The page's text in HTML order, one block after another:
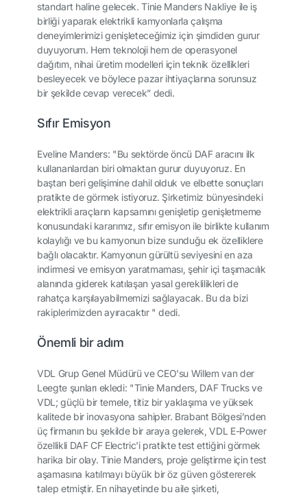
standart haline gelecek. Tinie Manders Nakliye ile iş
birliği yaparak elektrikli kamyonlarla çalışma
deneyimlerimizi genişleteceğimiz için şimdiden gurur
duyuyorum. Hem teknoloji hem de operasyonel
dağıtım, nihai üretim modelleri için teknik özellikleri
besleyecek ve böylece pazar ihtiyaçlarına sorunsuz
bir şekilde cevap verecek” dedi.
Sıfır Emisyon
Eveline Manders: "Bu sektörde öncü DAF aracını ilk
kullananlardan biri olmaktan gurur duyuyoruz. En
baştan beri gelişimine dahil olduk ve elbette sonuçları
pratikte de görmek istiyoruz. Şirketimiz bünyesindeki
elektrikli araçların kapsamını genişletip genişletmeme
konusundaki kararımız, sıfır emisyon ile birlikte kullanım
kolaylığı ve bu kamyonun bize sunduğu ek özelliklere
bağlı olacaktır. Kamyonun gürültü seviyesini en aza
indirmesi ve emisyon yaratmaması, şehir içi taşımacılık
alanında giderek katılaşan yasal gereklilikleri de
rahatça karşılayabilmemizi sağlayacak. Bu da bizi
rakiplerimizden ayıracaktır " dedi.
Önemli bir adım
VDL Grup Genel Müdürü ve CEO'su Willem van der
Leegte şunları ekledi: "Tinie Manders, DAF Trucks ve
VDL; güçlü bir temele, titiz bir yaklaşıma ve yüksek
kalitede bir inovasyona sahipler. Brabant Bölgesi’nden
üç firmanın bu şekilde bir araya gelerek, VDL E-Power
özellikli DAF CF Electric'i pratikte test ettiğini görmek
harika bir olay. Tinie Manders, proje geliştirme için test
aşamasına katılmayı büyük bir öz güven göstererek
talep etmiştir. En nihayetinde bu aile şirketi,